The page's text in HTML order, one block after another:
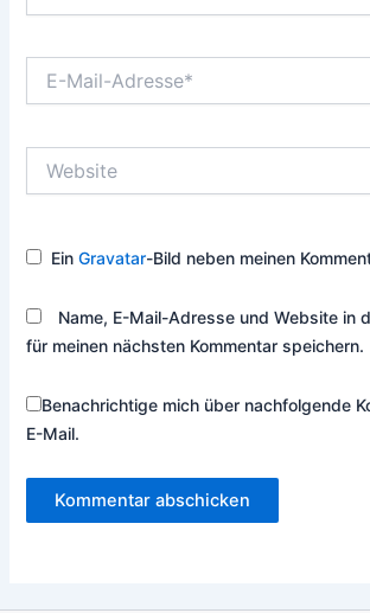
Mail-
EinGravatar-Bild neben meinen
Name, E-Mail-Adresse und Website in
für meinen nächsten Kommentar speichern.
Benachrichtige mich über nachfolgende
E-Mail.